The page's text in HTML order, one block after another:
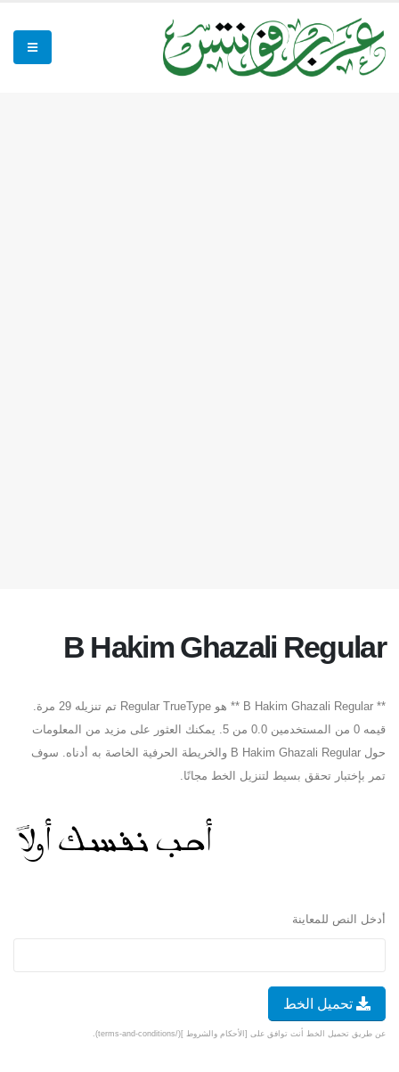
B Hakim Ghazali Regular
** B Hakim Ghazali Regular ** هو Regular TrueType تم تنزيله 29 مرة.
قيمه 0 من المستخدمين 0.0 من 5. يمكنك العثور على مزيد من المعلومات
حول B Hakim Ghazali Regular والخريطة الحرفية الخاصة به أدناه. سوف
تمر بإختبار تحقق بسيط لتنزيل الخط مجانًا.
أدخل النص للمعاينة
تحميل الخط
عن طريق تحميل الخط أنت توافق على [الأحكام والشروط ](/terms-and-conditions).